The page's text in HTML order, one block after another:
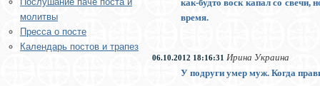
молитвы
Пресса о посте
Календарь постов и трапез
как-будто воск капал со свечи,
время.
06.10.2012 18:16:31
Ирина Украина
У подруги умер муж. Когда